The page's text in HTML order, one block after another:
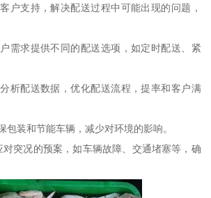
户支持，解决配送过程中可能出现的问题，
需求提供不同的配送选项，如定时配送、紧
析配送数据，优化配送流程，提率和客户满
包装和节能车辆，减少对环境的影响。
对突况的预案，如车辆故障、交通堵塞等，确